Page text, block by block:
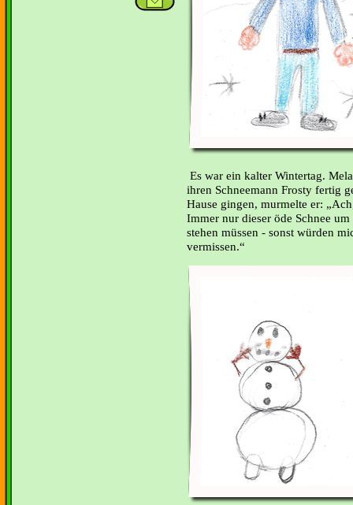
Es war ein kalter Wintertag.
ihren Schneemann Frosty fertig
Hause gingen, murmelte er:
Immer nur dieser öde Schnee
stehen müssen - sonst würden
vermissen.“